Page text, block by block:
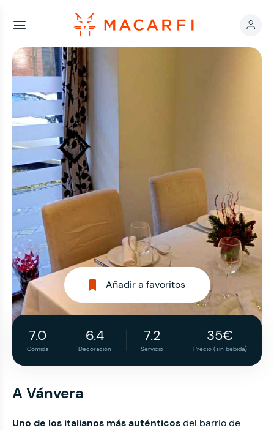
Añadir a favoritos
7.0
Comida
6.4
Decoración
7.2
Servicio
35€
Precio (sin bebida)
A Vánvera
Uno de los italianos más auténticosdel barrio de